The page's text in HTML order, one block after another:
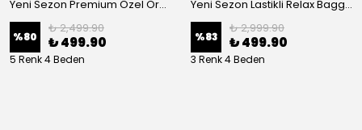
Yeni Sezon Premium Özel Örgü Yarım Fermuarlı Sweatshirt
%80
₺ 2,499.90
₺ 499.90
5 Renk 4 Beden
Yeni Sezon Lastikli Relax Baggy Kumaş Pantalon
%83
₺ 2,999.90
₺ 499.90
3 Renk 4 Beden